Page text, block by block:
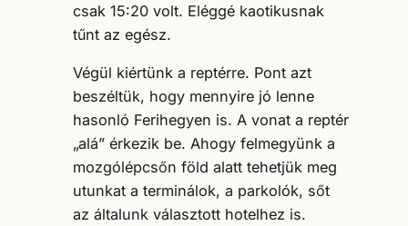
csak 15:20 volt. Eléggé kaotikusnak
tűnt az egész.
Végül kiértünk a reptérre. Pont azt
beszéltük, hogy mennyire jó lenne
hasonló Ferihegyen is. A vonat a reptér
„alá” érkezik be. Ahogy felmegyünk a
mozgólépcsőn föld alatt tehetjük meg
utunkat a terminálok, a parkolók, sőt
az általunk választott hotelhez is.